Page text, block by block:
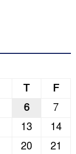
T
F
6
7
13
14
20
21